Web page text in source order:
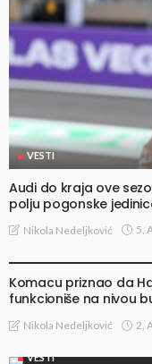
VESTI
Audi do kraja ove
polju pogonske
Nikola Nedeljković 5,
Komacu priznao da
funkcioniše na nivou
Nikola Nedeljković 2,
VESTI